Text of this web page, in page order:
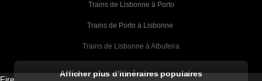
Trains de Lisbonne à Porto
Trains de Porto à Lisbonne
Trains de Lisbonne à Albufeira
Afficher plus d'itinéraires populaires